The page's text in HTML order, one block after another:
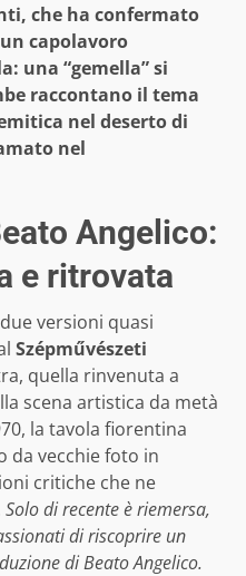
che ha confermato
capolavoro
una “gemella” si
raccontano il tema
nel deserto di
nel
Angelico:
e ritrovata
versioni quasi
Szépművészeti
quella rinvenuta a
scena artistica da metà
la tavola fiorentina
da vecchie foto in
critiche che ne
Solo di recente è riemersa,
di riscoprire un
di Beato Angelico.